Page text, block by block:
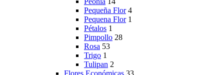
Pequeña Flor 4
Pequena Flor 1
Pétalos 1
Pimpollo 28
Rosa 53
Trigo 1
Tulipan 2
Flores Económicas 33